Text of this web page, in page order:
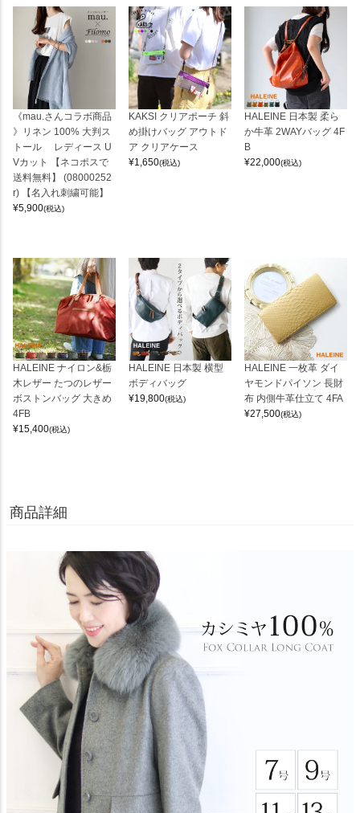
《mau.さんコラボ商品
》リネン 100% 大判ス
トール レディース U
Vカット 【ネコポスで
送料無料】 (08000252
r) 【名入れ刺繍可能】
¥5,900(税込)
KAKSI クリアポーチ 斜
め掛けバッグ アウトド
ア クリアケース
¥1,650(税込)
HALEINE 日本製 柔ら
か牛革 2WAYバッグ 4F
B
¥22,000(税込)
HALEINE ナイロン&栃
木レザー たつのレザー
ボストンバッグ 大きめ
4FB
¥15,400(税込)
HALEINE 日本製 横型
ボディバッグ
¥19,800(税込)
HALEINE 一枚革 ダイ
ヤモンドパイソン 長財
布 内側牛革仕立て 4FA
¥27,500(税込)
商品詳細